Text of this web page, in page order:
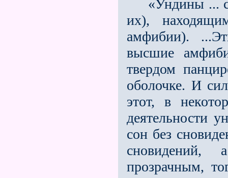
«Ундины ...
их),
амфибии).
высшие
твердом
оболочке. И
этот, в
деятельности
сон без
сновидений,
прозрачным,